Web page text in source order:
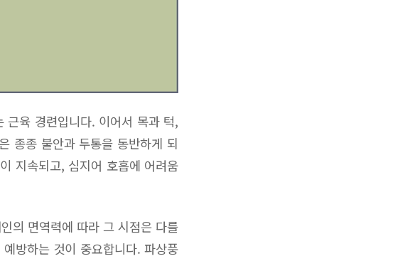
근육 경련입니다. 이어서 목과 턱,
종종 불안과 두통을 동반하게 되
지속되고, 심지어 호흡에 어려움
의 면역력에 따라 그 시점은 다를
방하는 것이 중요합니다. 파상풍